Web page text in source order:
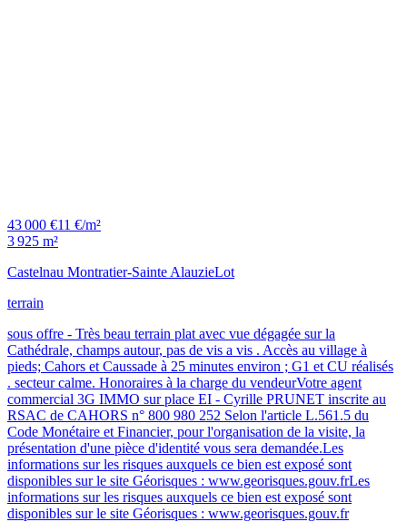
43 000 €11 €/m²
3 925 m²
Castelnau Montratier-Sainte AlauzieLot
terrain
sous offre - Très beau terrain plat avec vue dégagée sur la
Cathédrale, champs autour, pas de vis a vis . Accès au village à
pieds; Cahors et Caussade à 25 minutes environ ; G1 et CU réalisés
. secteur calme. Honoraires à la charge du vendeurVotre agent
commercial 3G IMMO sur place EI - Cyrille PRUNET inscrite au
RSAC de CAHORS n° 800 980 252 Selon l'article L.561.5 du
Code Monétaire et Financier, pour l'organisation de la visite, la
présentation d'une pièce d'identité vous sera demandée.Les
informations sur les risques auxquels ce bien est exposé sont
disponibles sur le site Géorisques : www.georisques.gouv.frLes
informations sur les risques auxquels ce bien est exposé sont
disponibles sur le site Géorisques : www.georisques.gouv.fr